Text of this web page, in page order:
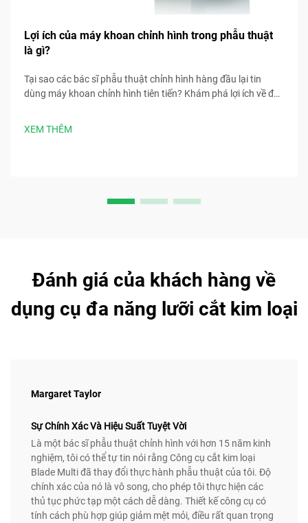
Lợi ích của máy khoan chỉnh hình trong phẫu thuật
là gì?
Tại sao các bác sĩ phẫu thuật chỉnh hình hàng đầu lại tin
dùng máy khoan chỉnh hình tiên tiến? Khám phá lợi ích về độ
các phương pháp tốt nhất trong phẫu thuật.
XEM THÊM
Đánh giá của khách hàng về
dụng cụ đa năng lưỡi cắt kim loại
Margaret Taylor
Sự Chính Xác Và Hiệu Suất Tuyệt Vời
Là một bác sĩ phẫu thuật chỉnh hình với hơn 15 năm kinh
nghiệm, tôi có thể tự tin nói rằng Công cụ cắt kim loại
Blade Multi đã thay đổi thực hành phẫu thuật của tôi. Độ
chính xác của nó là vô song, cho phép tôi thực hiện các
thủ tục phức tạp một cách dễ dàng. Thiết kế công cụ có
tính cách phù hợp giúp giảm mệt mỏi, điều rất quan trọng